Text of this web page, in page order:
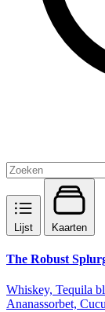
Lijst Kaarten
The Robust
Whiskey, Tequila
Ananassorbet,